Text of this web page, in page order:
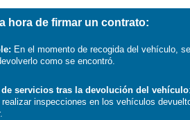
hora de firmar un contrato:
En el momento de recogida del vehículo,
como se encontró.
servicios tras la devolución del vehículo
inspecciones en los vehículos